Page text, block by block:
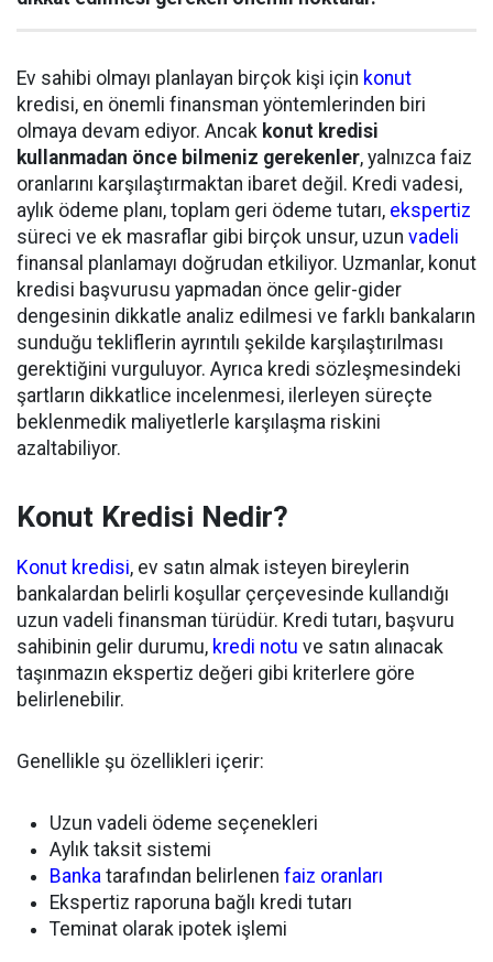
Ev sahibi olmayı planlayan birçok kişi için konut
kredisi, en önemli finansman yöntemlerinden biri
olmaya devam ediyor. Ancak konut kredisi
kullanmadan önce bilmeniz gerekenler, yalnızca faiz
oranlarını karşılaştırmaktan ibaret değil. Kredi vadesi,
aylık ödeme planı, toplam geri ödeme tutarı, ekspertiz
süreci ve ek masraflar gibi birçok unsur, uzun vadeli
finansal planlamayı doğrudan etkiliyor. Uzmanlar, konut
kredisi başvurusu yapmadan önce gelir-gider
dengesinin dikkatle analiz edilmesi ve farklı bankaların
sunduğu tekliflerin ayrıntılı şekilde karşılaştırılması
gerektiğini vurguluyor. Ayrıca kredi sözleşmesindeki
şartların dikkatlice incelenmesi, ilerleyen süreçte
beklenmedik maliyetlerle karşılaşma riskini
azaltabiliyor.
Konut Kredisi Nedir?
Konut kredisi, ev satın almak isteyen bireylerin
bankalardan belirli koşullar çerçevesinde kullandığı
uzun vadeli finansman türüdür. Kredi tutarı, başvuru
sahibinin gelir durumu, kredi notu ve satın alınacak
taşınmazın ekspertiz değeri gibi kriterlere göre
belirlenebilir.
Genellikle şu özellikleri içerir:
Uzun vadeli ödeme seçenekleri
Aylık taksit sistemi
Banka tarafından belirlenen faiz oranları
Ekspertiz raporuna bağlı kredi tutarı
Teminat olarak ipotek işlemi